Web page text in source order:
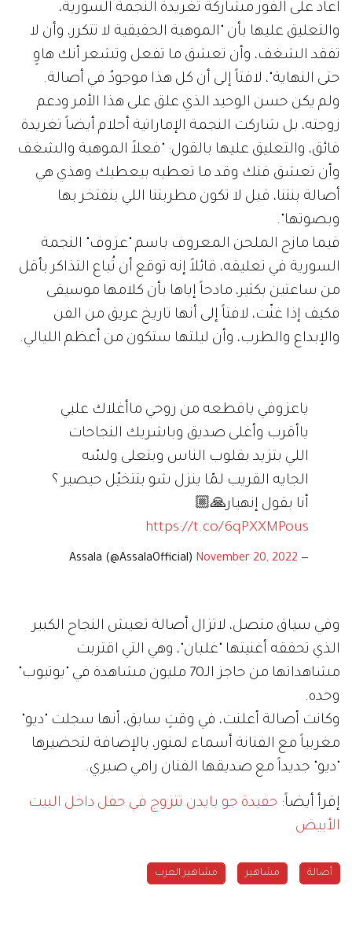
أعاد على الفور مشاركة تغريدة النجمة السورية،
والتعليق عليها بأن "الموهبة الحقيقية لا تتكرر، وأن لا
تفقد الشغف، وأن تعشق ما تفعل وتشعر أنك هاوٍ
حتى النهاية"، لافتاً إلى أن كل هذا موجودٌ في أصالة.
ولم يكن حسن الوحيد الذي علق على هذا الأمر ودعم
زوجته، بل شاركت النجمة الإماراتية أحلام أيضاً تغريدة
فائق، والتعليق عليها بالقول: "فعلاً الموهبة والشغف
وأن تعشق فنك وقد ما تعطيه بيعطيك وهذي هي
أصالة بنتنا، قبل لا تكون مطربتنا اللي بنفتخر بها
وبصوتها".
فيما مازح الملحن المعروف باسم "عزوف" النجمة
السورية في تعليقه، قائلاً إنه توقع أن تُباع التذاكر بأقل
من ساعتين بكثير، مادحاً إياها بأن كلامها موسيقى
فكيف إذا غنّت، لافتاً إلى أنها تاريخ عريق من الفن
والإبداع والطرب، وأن ليلتها ستكون من أعظم الليالي.
ياعزوفي ياقطعه من روحي ماأغلاك عليي
ياأقرب وأغلى صديق وباشريك النجاحات
اللي بتزيد بقلوب الناس وبتعلى ولسّه
الجايه القريب لمّا ينزل شو بتتخيّل حيصير ؟
أنا بقول إنهيار🙏🏼
https://t.co/6qPXXMPous
— Assala (@AssalaOfficial)
November 20, 2022
وفي سياق متصل، لاتزال أصالة تعيش النجاح الكبير
الذي تحققه أغنيتها "غلبان"، وهي التي اقتربت
مشاهداتها من حاجز الـ70 مليون مشاهدة في "يوتيوب"
وحده.
وكانت أصالة أعلنت، في وقتٍ سابق، أنها سجلت "ديو"
مغربياً مع الفنانة أسماء لمنور، بالإضافة لتحضيرها
"ديو" جديداً مع صديقها الفنان رامي صبري.
إقرأ أيضاً: حفيدة جو بايدن تتزوج في حفل داخل البيت
الأبيض
مشاهير مشاهير العرب